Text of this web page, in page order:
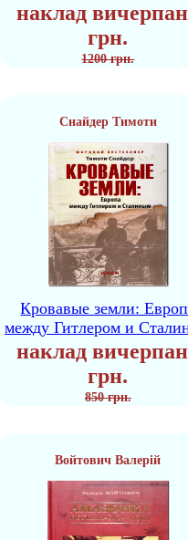
наклад
грн.
1200 грн.
Снайдер Тимоти
Кровавые земли:
между Гитлером и
наклад
грн.
850 грн.
Войтович Валерій